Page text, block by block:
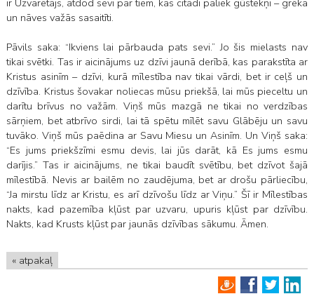
ir Uzvarētājs, atdod sevi par tiem, kas citādi paliek gūstekņi – grēka
un nāves važās sasaitīti.
Pāvils saka: “Ikviens lai pārbauda pats sevi.” Jo šis mielasts nav
tikai svētki. Tas ir aicinājums uz dzīvi jaunā derībā, kas parakstīta ar
Kristus asinīm – dzīvi, kurā mīlestība nav tikai vārdi, bet ir ceļš un
dzīvība. Kristus šovakar noliecas mūsu priekšā, lai mūs pieceltu un
darītu brīvus no važām. Viņš mūs mazgā ne tikai no verdzības
sārņiem, bet atbrīvo sirdi, lai tā spētu mīlēt savu Glābēju un savu
tuvāko. Viņš mūs paēdina ar Savu Miesu un Asinīm. Un Viņš saka:
“Es jums priekšzīmi esmu devis, lai jūs darāt, kā Es jums esmu
darījis.” Tas ir aicinājums, ne tikai baudīt svētību, bet dzīvot šajā
mīlestībā. Nevis ar bailēm no zaudējuma, bet ar drošu pārliecību,
“Ja mirstu līdz ar Kristu, es arī dzīvošu līdz ar Viņu.” Šī ir Mīlestības
nakts, kad pazemība kļūst par uzvaru, upuris kļūst par dzīvību.
Nakts, kad Krusts kļūst par jaunās dzīvības sākumu. Āmen.
« atpakaļ